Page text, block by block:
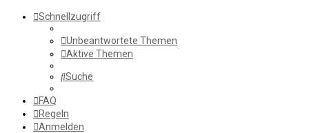
Schnellzugriff
Unbeantwortete Themen
Aktive Themen
Suche
FAQ
Regeln
Anmelden